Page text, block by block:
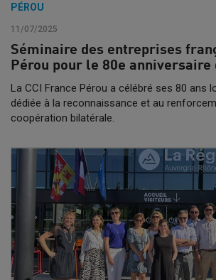
PÉROU
11/07/2025
Séminaire des entreprises
Pérou pour le 80e anniversaire
La CCI France Pérou a célébré ses 80 ans
dédiée à la reconnaissance et au
coopération bilatérale.